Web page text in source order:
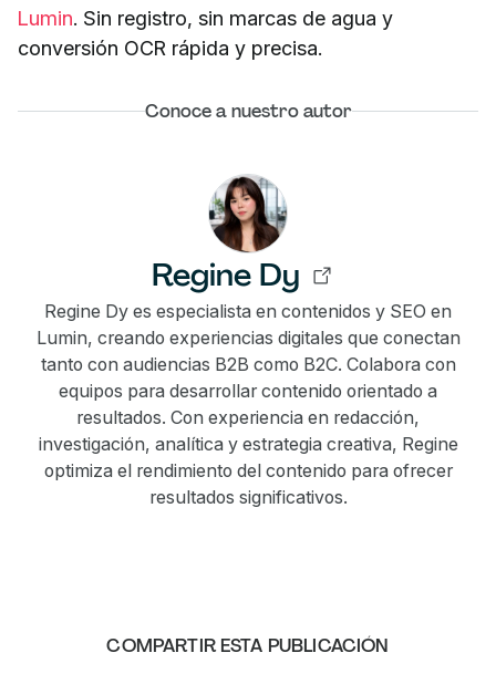
Lumin. Sin registro, sin marcas de agua y
conversión OCR rápida y precisa.
Conoce a nuestro autor
Regine Dy
Regine Dy es especialista en contenidos y SEO en
Lumin, creando experiencias digitales que conectan
tanto con audiencias B2B como B2C. Colabora con
equipos para desarrollar contenido orientado a
resultados. Con experiencia en redacción,
investigación, analítica y estrategia creativa, Regine
optimiza el rendimiento del contenido para ofrecer
resultados significativos.
COMPARTIR ESTA PUBLICACIÓN